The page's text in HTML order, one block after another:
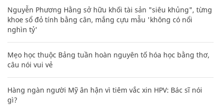
Nguyễn Phương Hằng sở hữu khối tài sản "siêu khủng", từng
khoe sổ đỏ tính bằng cân, mắng cựu mẫu 'không có nổi
nghìn tỷ'
Mẹo học thuộc Bảng tuần hoàn nguyên tố hóa học bằng thơ,
câu nói vui vẻ
Hàng ngàn người Mỹ ân hận vì tiêm vắc xin HPV: Bác sĩ nói
gì?